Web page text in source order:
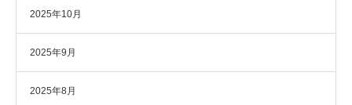
2025年10月
2025年9月
2025年8月